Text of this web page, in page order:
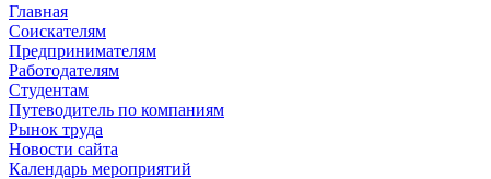
Главная
Соискателям
Предпринимателям
Работодателям
Студентам
Путеводитель по компаниям
Рынок труда
Новости сайта
Календарь мероприятий